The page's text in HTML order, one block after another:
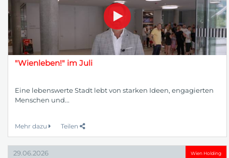
"Wienleben!" im Juli
Eine lebenswerte Stadt lebt von starken Ideen, engagierten
Menschen und...
Mehr dazu Teilen
29.06.2026 Wien Holding